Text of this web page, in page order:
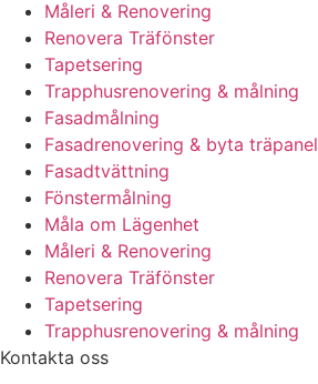
Måleri & Renovering
Renovera Träfönster
Tapetsering
Trapphusrenovering & målning
Fasadmålning
Fasadrenovering & byta träpanel
Fasadtvättning
Fönstermålning
Måla om Lägenhet
Måleri & Renovering
Renovera Träfönster
Tapetsering
Trapphusrenovering & målning
Kontakta oss